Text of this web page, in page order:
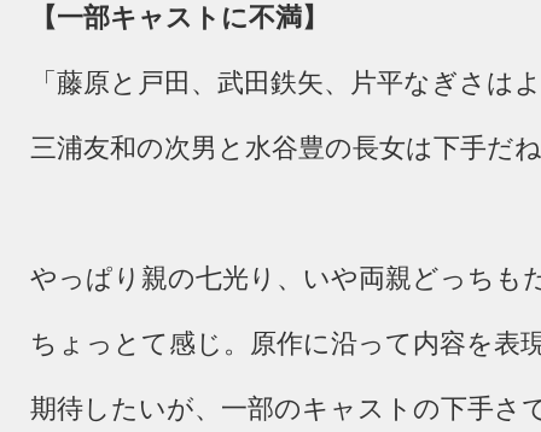
【一部キャストに不満】
「藤原と戸田、武田鉄矢、片平なぎさは
三浦友和の次男と水谷豊の長女は下手だ
やっぱり親の七光り、いや両親どっちも
ちょっとて感じ。原作に沿って内容を表
期待したいが、一部のキャストの下手さ